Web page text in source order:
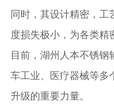
同时，其设计精密，工
度损失极小，为各类精
目前，湖州人本不锈钢
车工业、医疗器械等多
升级的重要力量。